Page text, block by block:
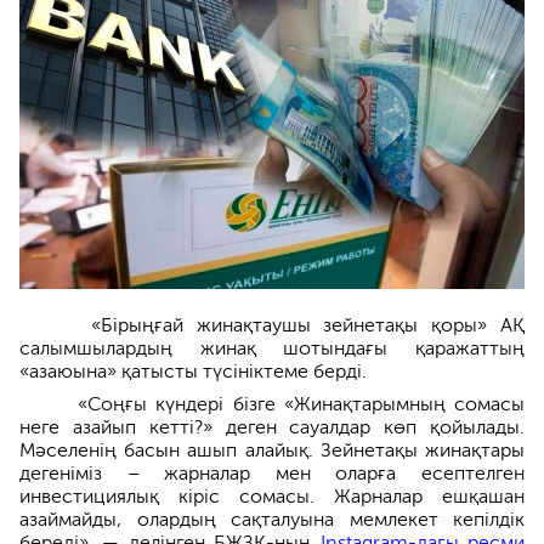
«Бірыңғай жинақтаушы зейнетақы қоры» АҚ
салымшылардың жинақ шотындағы қаражаттың
«азаюына» қатысты түсініктеме берді.
«Соңғы күндері бізге «Жинақтарымның сомасы
неге азайып кетті?» деген сауалдар көп қойылады.
Мәселенің басын ашып алайық. Зейнетақы жинақтары
дегеніміз – жарналар мен оларға есептелген
инвестициялық кіріс сомасы. Жарналар ешқашан
азаймайды, олардың сақталуына мемлекет кепілдік